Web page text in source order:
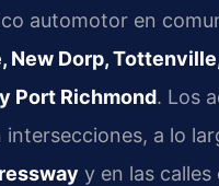
automotor en
New Dorp,
Port Richmond. Los
intersecciones, a lo
y en las calles